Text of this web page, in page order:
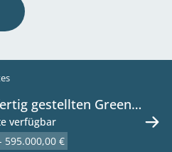
gestellten Green
mit Luft-Wärme-
in 2391
verfügbar
595.000,00 €